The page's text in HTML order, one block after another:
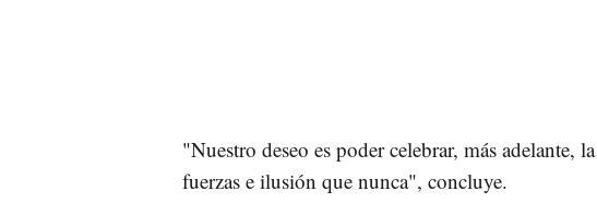
"Nuestro deseo es poder celebrar, más adelante, la
fuerzas e ilusión que nunca", concluye.